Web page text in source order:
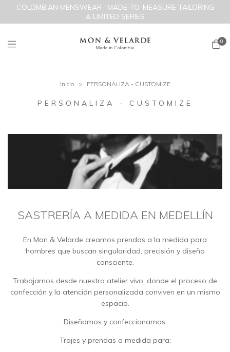
COLOMBIAN MENSWEAR · MADE-TO-MEASURE TAILORING
& LIMITED SERIES
0
Inicio > PERSONALIZA - CUSTOMIZE
PERSONALIZA - CUSTOMIZE
SASTRERÍA A MEDIDA EN MEDELLÍN
En Mon & Velarde creamos prendas a la medida para
hombres que buscan singularidad, precisión y diseño
consciente.
Trabajamos desde nuestro atelier vivo, donde el proceso de
confección y la atención personalizada conviven en un mismo
espacio.
Diseñamos y confeccionamos:
Trajes y prendas a medida para: